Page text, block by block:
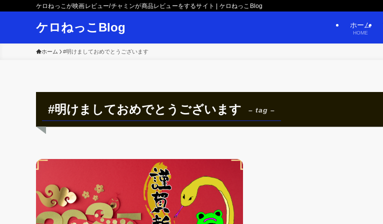
ケロねっこが映画レビュー/チャミンが商品レビューをするサイト | ケロねっこBlog
ケロねっこBlog ホーム
HOME
ホーム #明けましておめでとうございます
#明けましておめでとうございます – tag –